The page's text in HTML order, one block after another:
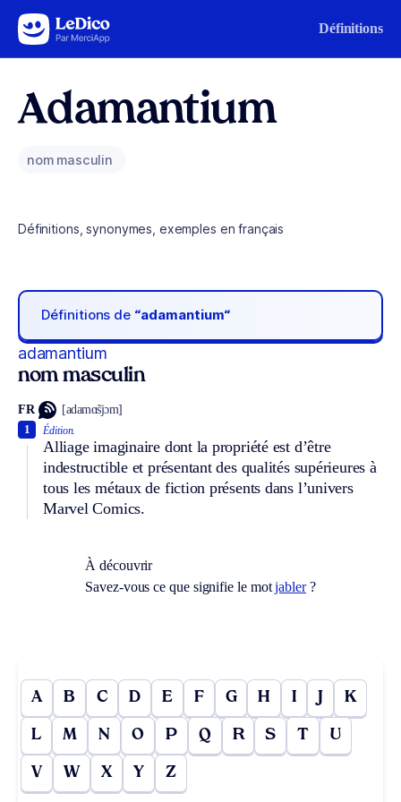
Aller au contenu Définitions
Adamantium
nom masculin
Définitions, synonymes, exemples en français
Définitions de “adamantium“
adamantium
nom masculin
FR [adamɑ̃sjɔm]
Édition.
Alliage imaginaire dont la propriété est d’être
indestructible et présentant des qualités supérieures à
tous les métaux de fiction présents dans l’univers
Marvel Comics.
1
À découvrir
Savez-vous ce que signifie le motjabler?
A B C D E F G H I J K
L M N O P Q R S T U
V W X Y Z